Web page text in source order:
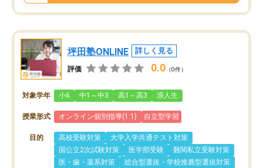
坪田塾ONLINE 詳しく見る
評価 0.0 （0件）
対象学年 小6 中1～中3 高1～高3 浪人生
授業形式 オンライン個別指導(1:1) 自立型学習
目的 高校受験対策
大学入学共通テスト対策
国公立2次試験対策
医学部受験
難関私立受験対策
医・歯・薬系対策
総合型選抜・学校推薦型選抜対策